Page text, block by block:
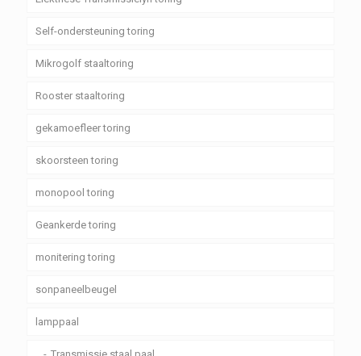
Self-ondersteuning toring
Mikrogolf staaltoring
Rooster staaltoring
gekamoefleer toring
skoorsteen toring
monopool toring
Geankerde toring
monitering toring
sonpaneelbeugel
lamppaal